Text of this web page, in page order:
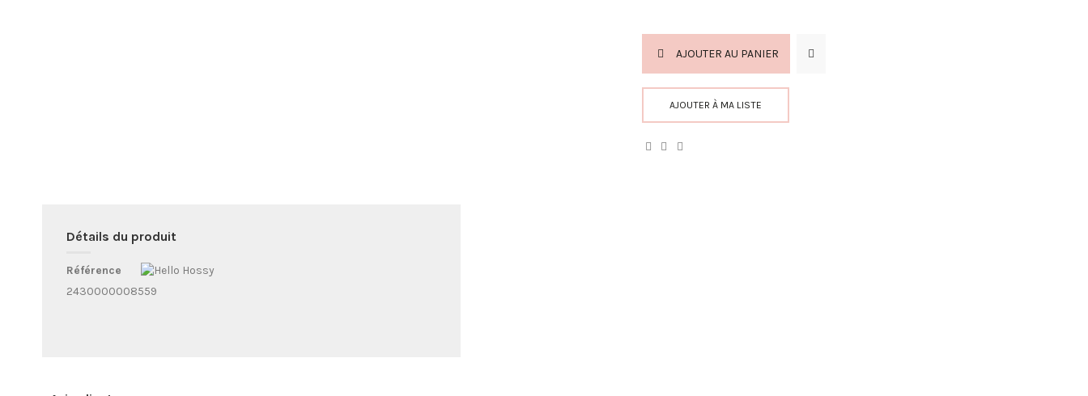
AJOUTER AU PANIER
AJOUTER À MA LISTE
Détails du produit
Référence
2430000008559